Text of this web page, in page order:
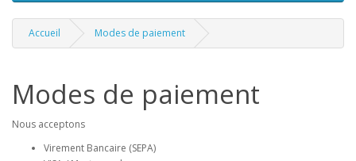
Accueil Modes de paiement
Modes de paiement
Nous acceptons
Virement Bancaire (SEPA)